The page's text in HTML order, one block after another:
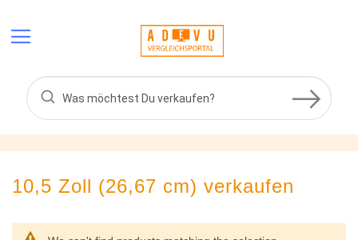
10,5 Zoll (26,67 cm) verkaufen